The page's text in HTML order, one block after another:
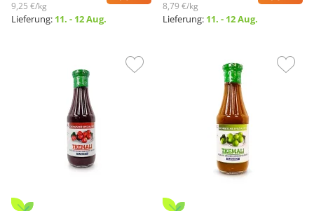
9,25 €/kg
Lieferung: 11. - 12 Aug.
8,79 €/kg
Lieferung: 11. - 12 Aug.